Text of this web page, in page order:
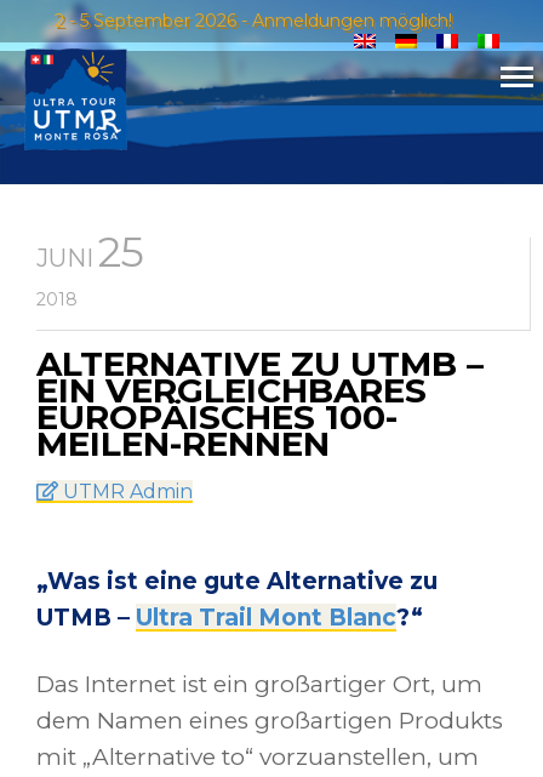
2 - 5 September 2026 - Anmeldungen möglich!
JUNI 25
2018
ALTERNATIVE ZU UTMB –
EIN VERGLEICHBARES
EUROPÄISCHES 100-
MEILEN-RENNEN
UTMR Admin
„Was ist eine gute Alternative zu
UTMB – Ultra Trail Mont Blanc?“
Das Internet ist ein großartiger Ort, um
dem Namen eines großartigen Produkts
mit „Alternative to“ vorzuanstellen, um